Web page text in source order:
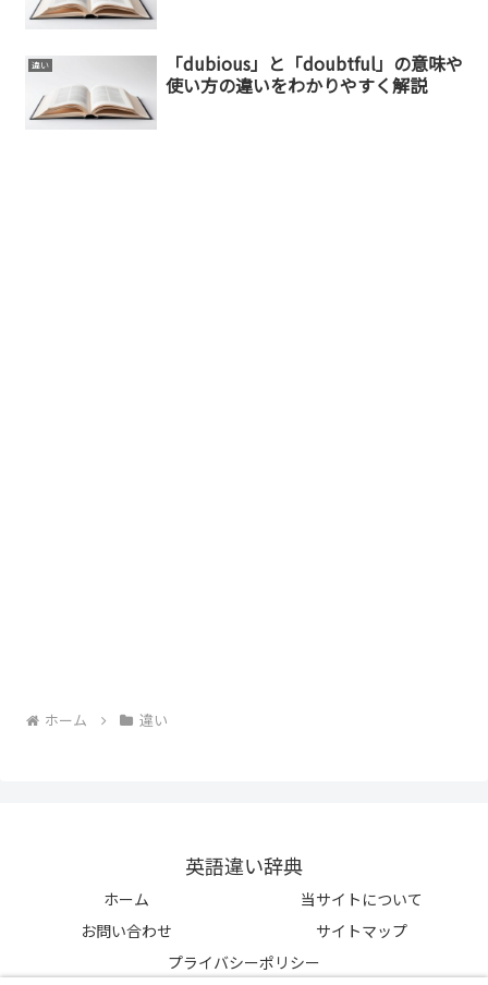
違い
「dubious」と「doubtful」の意味や
使い方の違いをわかりやすく解説
ホーム 違い
英語違い辞典
ホーム
当サイトについて
お問い合わせ
サイトマップ
プライバシーポリシー